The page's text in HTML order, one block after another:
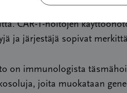
CAR-T-hoitojen
ja järjestäjä sopivat
on immunologista
joita muokataan